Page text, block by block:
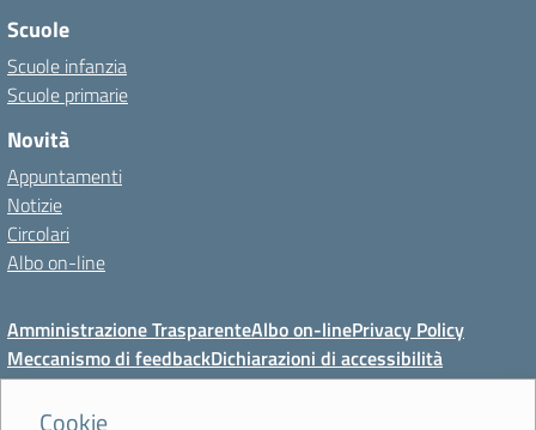
Cookie
Scuole
Scuole infanzia
Scuole primarie
Novità
Appuntamenti
Notizie
Circolari
Albo on-line
Amministrazione TrasparenteAlbo on-linePrivacy Policy
Meccanismo di feedbackDichiarazioni di accessibilità
Preferenze cookie